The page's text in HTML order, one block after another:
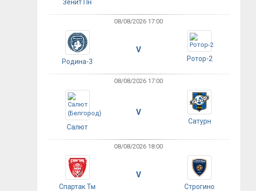
Зенит Пн
08/08/2026 17:00
Родина-3
V
Ротор-2
08/08/2026 17:00
Салют
V
Сатурн
08/08/2026 18:00
Спартак Тм
V
Строгино